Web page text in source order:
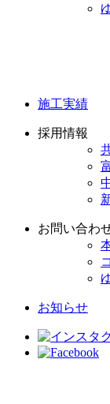
施工実績
採用情報
お問い合わ
お知らせ